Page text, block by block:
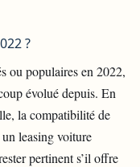
?
ou populaires en 2022,
évolué depuis. En
la compatibilité de
leasing voiture
pertinent s’il offre